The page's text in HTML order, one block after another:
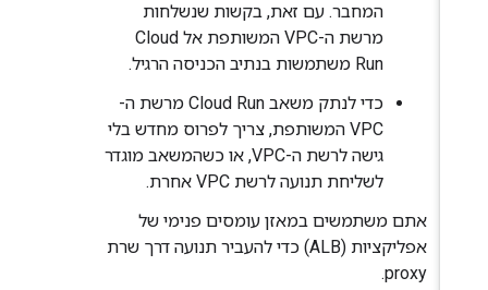
המחבר. עם זאת, בקשות שנשלחות
מרשת ה-VPC המשותפת אל Cloud
כדי לנתק משאב Cloud Run מרשת ה-
VPC המשותפת, צריך לפרוס מחדש בלי
גישה לרשת ה-VPC, או כשהמשאב מוגדר
לשליחת תנועה לרשת VPC אחרת.
אתם משתמשים במאזן עומסים פנימי של
אפליקציות (ALB) כדי להעביר תנועה דרך שרת
proxy.